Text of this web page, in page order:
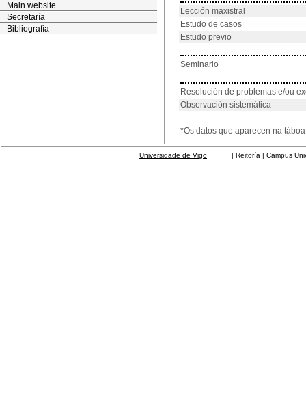
Main website
Secretaría
Bibliografía
Lección maxistral
Estudo de casos
Estudo previo
Seminario
Resolución de problemas e/ou
Observación sistemática
*Os datos que aparecen na
Universidade de Vigo | Reitoría | Campus